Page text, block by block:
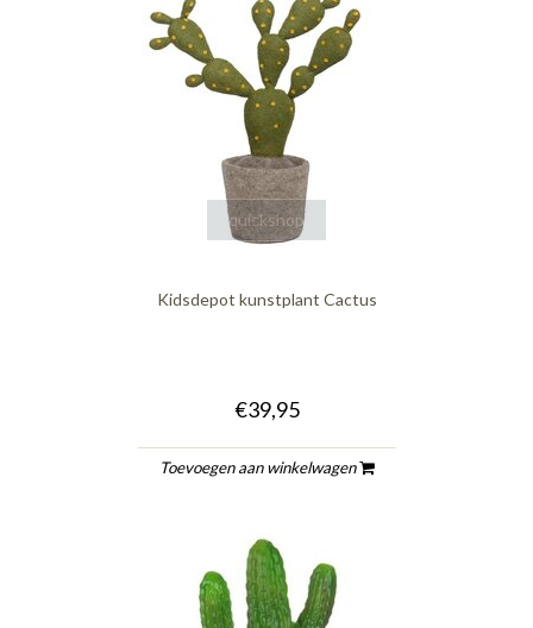
quickshop
Kidsdepot kunstplant Cactus
€39,95
Toevoegen aan winkelwagen